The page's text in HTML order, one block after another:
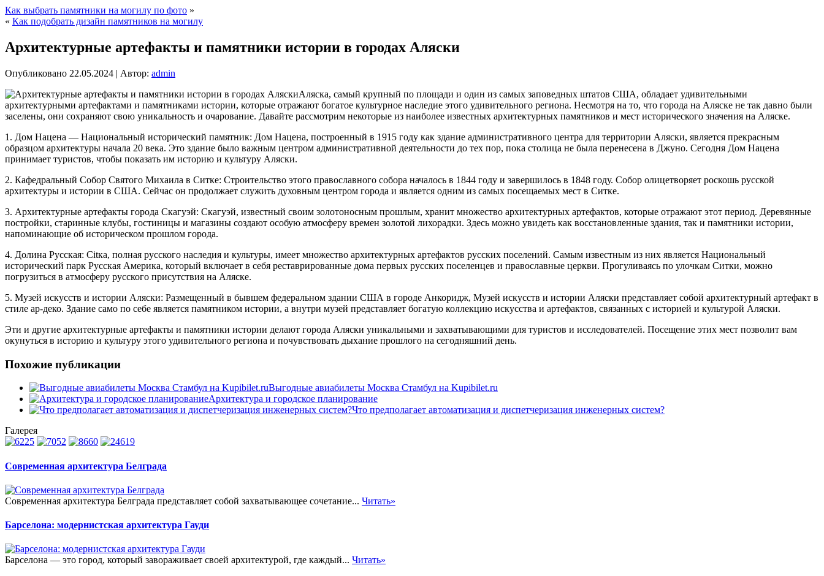
Как выбрать памятники на могилу по фото »
« Как подобрать дизайн памятников на могилу
Архитектурные артефакты и памятники истории в городах Аляски
Опубликовано 22.05.2024 | Автор: admin
Аляска, самый крупный по площади и один из самых заповедных штатов США, обладает удивительными
архитектурными артефактами и памятниками истории, которые отражают богатое культурное наследие этого удивительного региона. Несмотря на то, что города на Аляске не так давно были
заселены, они сохраняют свою уникальность и очарование. Давайте рассмотрим некоторые из наиболее известных архитектурных памятников и мест исторического значения на Аляске.
1. Дом Нацена — Национальный исторический памятник: Дом Нацена, построенный в 1915 году как здание административного центра для территории Аляски, является прекрасным
образцом архитектуры начала 20 века. Это здание было важным центром административной деятельности до тех пор, пока столица не была перенесена в Джуно. Сегодня Дом Нацена
принимает туристов, чтобы показать им историю и культуру Аляски.
2. Кафедральный Собор Святого Михаила в Ситке: Строительство этого православного собора началось в 1844 году и завершилось в 1848 году. Собор олицетворяет роскошь русской
архитектуры и истории в США. Сейчас он продолжает служить духовным центром города и является одним из самых посещаемых мест в Ситке.
3. Архитектурные артефакты города Скагуэй: Скагуэй, известный своим золотоносным прошлым, хранит множество архитектурных артефактов, которые отражают этот период. Деревянные
постройки, старинные клубы, гостиницы и магазины создают особую атмосферу времен золотой лихорадки. Здесь можно увидеть как восстановленные здания, так и памятники истории,
напоминающие об историческом прошлом города.
4. Долина Русская: Сitкa, полная русского наследия и культуры, имеет множество архитектурных артефактов русских поселений. Самым известным из них является Национальный
исторический парк Русская Америка, который включает в себя реставрированные дома первых русских поселенцев и православные церкви. Прогуливаясь по улочкам Ситки, можно
погрузиться в атмосферу русского присутствия на Аляске.
5. Музей искусств и истории Аляски: Размещенный в бывшем федеральном здании США в городе Анкоридж, Музей искусств и истории Аляски представляет собой архитектурный артефакт в
стиле ар-деко. Здание само по себе является памятником истории, а внутри музей представляет богатую коллекцию искусства и артефактов, связанных с историей и культурой Аляски.
Эти и другие архитектурные артефакты и памятники истории делают города Аляски уникальными и захватывающими для туристов и исследователей. Посещение этих мест позволит вам
окунуться в историю и культуру этого удивительного региона и почувствовать дыхание прошлого на сегодняшний день.
Похожие публикации
Выгодные авиабилеты Москва Стамбул на Kupibilet.ru
Архитектура и городское планирование
Что предполагает автоматизация и диспетчеризация инженерных систем?
Галерея
Современная архитектура Белграда
Современная архитектура Белграда представляет собой захватывающее сочетание... Читать»
Барселона: модернистская архитектура Гауди
Барселона — это город, который завораживает своей архитектурой, где каждый... Читать»